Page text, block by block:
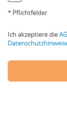
* Pflichtfelder
Ich akzeptiere die